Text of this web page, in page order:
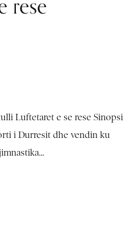
rese
Luftetaret e se rese Sinopsi
i Durresit dhe vendin ku